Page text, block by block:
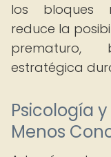
los bloques
reduce la
prematuro,
estratégica
Psicología
Menos